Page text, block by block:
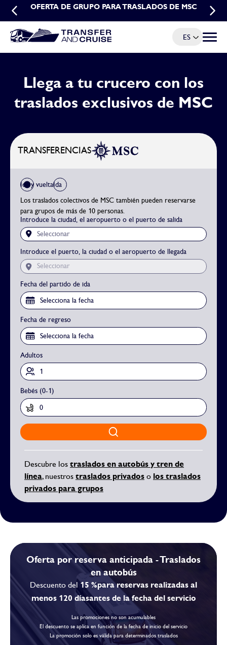
OFERTA DE GRUPO PARA TRASLADOS DE MSC
OFERTA POR RESERVAS ANTICIPADAS: TRASLADOS
ES Menú
Llega a tu crucero con los
traslados exclusivos de MSC
TRANSFERENCIAS
Ida y vueltaIda
Los traslados colectivos de MSC también pueden reservarse
para grupos de más de 10 personas.
Introduce la ciudad, el aeropuerto o el puerto de salida
Seleccionar
Introduce el puerto, la ciudad o el aeropuerto de llegada
Seleccionar
Fecha del partido de ida
Fecha de regreso
Adultos
Bebés (0-1)
Descubre los traslados en autobús y tren de
línea, nuestros traslados privados o los traslados
privados para grupos
Oferta por reserva anticipada - Traslados
en autobús
Descuento del 15 %para reservas realizadas al
menos 120 díasantes de la fecha del servicio
Las promociones no son acumulables
El descuento se aplica en función de la fecha de inicio del servicio
La promoción solo es válida para determinados traslados